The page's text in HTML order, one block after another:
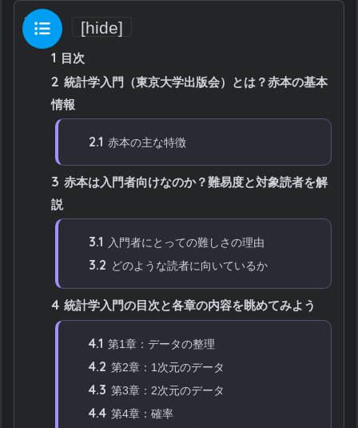
目次 [hide]
1 目次
2 統計学入門（東京大学出版会）とは？赤本の基本
情報
2.1 赤本の主な特徴
3 赤本は入門者向けなのか？難易度と対象読者を解
説
3.1 入門者にとっての難しさの理由
3.2 どのような読者に向いているか
4 統計学入門の目次と各章の内容を眺めてみよう
4.1 第1章：データの整理
4.2 第2章：1次元のデータ
4.3 第3章：2次元のデータ
4.4 第4章：確率